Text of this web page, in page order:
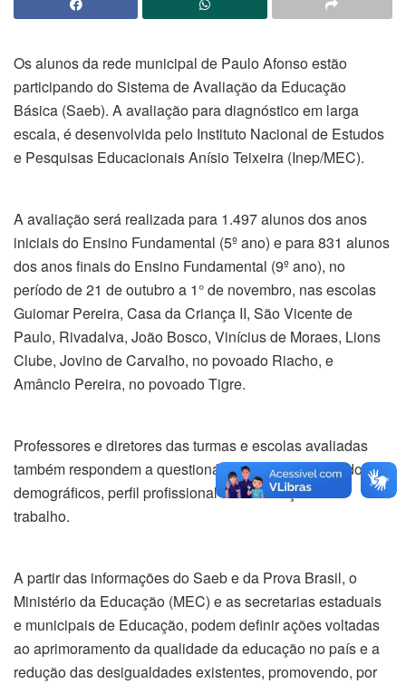
Os alunos da rede municipal de Paulo Afonso estão
participando do Sistema de Avaliação da Educação
Básica (Saeb). A avaliação para diagnóstico em larga
escala, é desenvolvida pelo Instituto Nacional de Estudos
e Pesquisas Educacionais Anísio Teixeira (Inep/MEC).
A avaliação será realizada para 1.497 alunos dos anos
iniciais do Ensino Fundamental (5º ano) e para 831 alunos
dos anos finais do Ensino Fundamental (9º ano), no
período de 21 de outubro a 1° de novembro, nas escolas
Guiomar Pereira, Casa da Criança II, São Vicente de
Paulo, Rivadalva, João Bosco, Vinícius de Moraes, Lions
Clube, Jovino de Carvalho, no povoado Riacho, e
Amâncio Pereira, no povoado Tigre.
Professores e diretores das turmas e escolas avaliadas
também respondem a questionários que coletam dados
demográficos, perfil profissional e de condições de
trabalho.
A partir das informações do Saeb e da Prova Brasil, o
Ministério da Educação (MEC) e as secretarias estaduais
e municipais de Educação, podem definir ações voltadas
ao aprimoramento da qualidade da educação no país e a
redução das desigualdades existentes, promovendo, por